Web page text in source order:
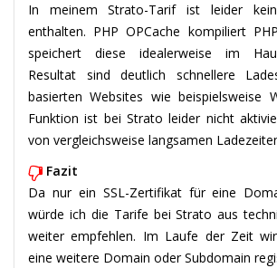
In meinem Strato-Tarif ist leider kein
enthalten. PHP OPCache kompiliert
speichert diese idealerweise im
Resultat sind deutlich schnellere
basierten Websites wie beispielsweise
Funktion ist bei Strato leider nicht
von vergleichsweise langsamen
Fazit
Da nur ein SSL-Zertifikat für eine
würde ich die Tarife bei Strato aus
weiter empfehlen. Im Laufe der Zeit
eine weitere Domain oder Subdomain